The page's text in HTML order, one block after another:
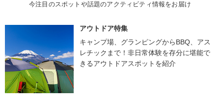
今注目のスポットや話題のアクティビティ情報をお届け
アウトドア特集
キャンプ場、グランピングからBBQ、アス
レチックまで！非日常体験を存分に堪能で
きるアウトドアスポットを紹介